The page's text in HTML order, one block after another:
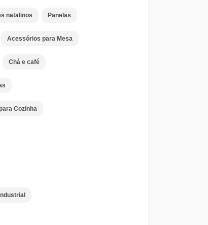
natalinos Panelas
Acessórios para Mesa
Chá e café
Cozinha